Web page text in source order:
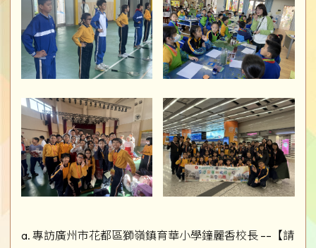
a. 專訪廣州市花都區獅嶺鎮育華小學鐘麗香校長 ––【請